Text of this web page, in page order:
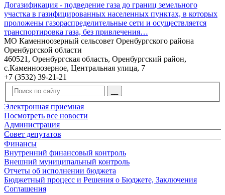
Догазификация - подведение газа до границ земельного
участка в газифицированных населенных пунктах, в которых
проложены газораспределительные сети и осуществляется
транспортировка газа, без привлечения…
МО Каменноозерный сельсовет Оренбургского района
Оренбургской области
460521, Оренбургская область, Оренбургский район,
с.Каменноозерное, Центральная улица, 7
+7 (3532) 39-21-21
Электронная приемная
Посмотреть все новости
Администрация
Совет депутатов
Финансы
Внутренний финансовый контроль
Внешний муниципальный контроль
Отчеты об исполнении бюджета
Бюджетный процесс и Решения о Бюджете, Заключения
Соглашения